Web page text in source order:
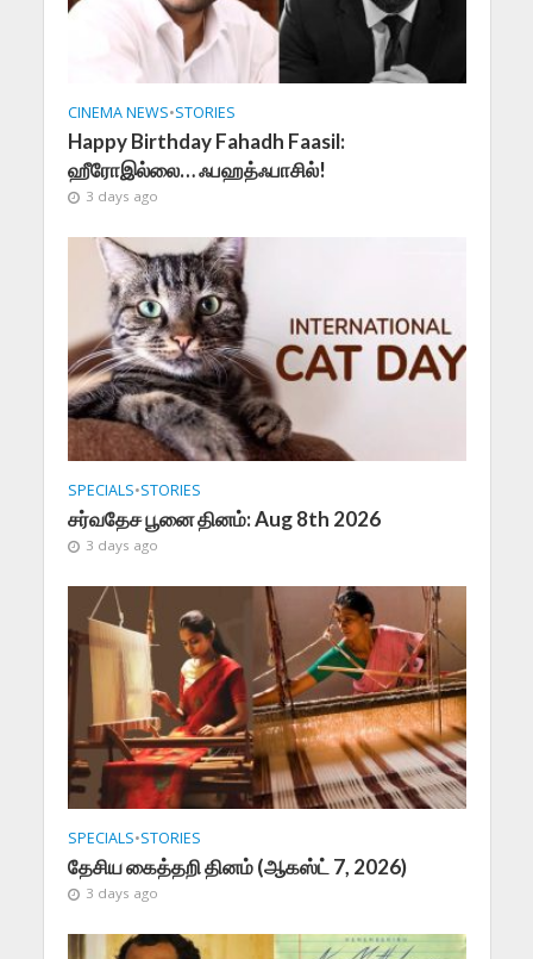
CINEMA NEWS•STORIES
Happy Birthday Fahadh Faasil:
ஹீரோஇல்லை… ஃபஹத்ஃபாசில்!
3 days ago
SPECIALS•STORIES
சர்வதேச பூனை தினம்: Aug 8th 2026
3 days ago
SPECIALS•STORIES
தேசிய கைத்தறி தினம் (ஆகஸ்ட் 7, 2026)
3 days ago